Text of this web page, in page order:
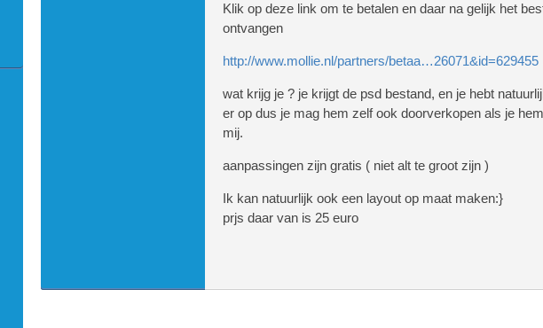
Klik op deze link om te betalen en daar na gelijk het
ontvangen
http://www.mollie.nl/partners/betaa…26071&id=629455
wat krijg je ? je krijgt de psd bestand, en je hebt
er op dus je mag hem zelf ook doorverkopen als je
mij.
aanpassingen zijn gratis ( niet alt te groot zijn )
Ik kan natuurlijk ook een layout op maat maken:}
prjs daar van is 25 euro